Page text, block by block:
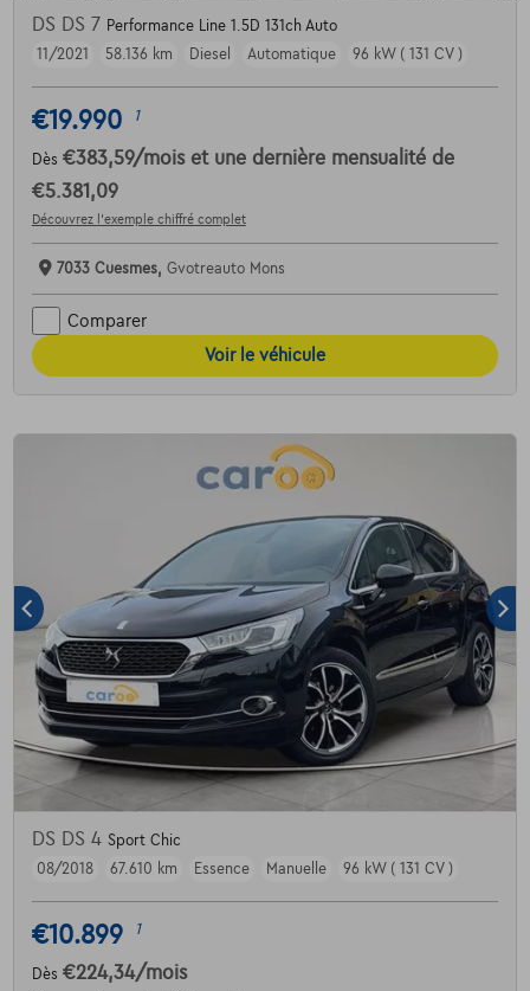
DS DS 7 Performance Line 1.5D 131ch Auto
11/2021
58.136 km Diesel Automatique 96 kW ( 131 CV )
€19.990 1
Dès €383,59/mois et une dernière mensualité de
€5.381,09
Découvrez l’exemple chiffré complet
7033 Cuesmes, Gvotreauto Mons
Comparer
Voir le véhicule
DS DS 4 Sport Chic
08/2018
67.610 km Essence Manuelle 96 kW ( 131 CV )
€10.899 1
Dès €224,34/mois